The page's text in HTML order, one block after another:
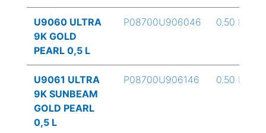
U9060 ULTRA
9K GOLD
PEARL 0,5 L
P08700U906046 0.50 L
U9061 ULTRA
9K SUNBEAM
GOLD PEARL
0,5 L
P08700U906146 0.50 L